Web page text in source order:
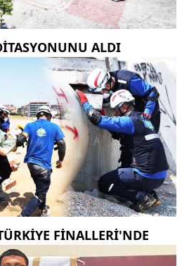
ALDI
FİNALLERİ'NDE